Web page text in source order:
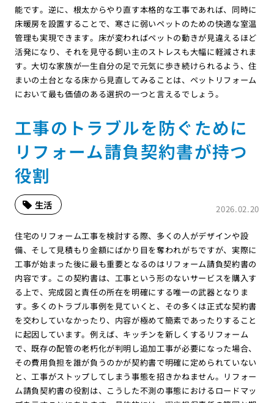
能です。逆に、根太からやり直す本格的な工事であれば、同時に
床暖房を設置することで、寒さに弱いペットのための快適な室温
管理も実現できます。床が変わればペットの動きが見違えるほど
活発になり、それを見守る飼い主のストレスも大幅に軽減されま
す。大切な家族が一生自分の足で元気に歩き続けられるよう、住
まいの土台となる床から見直してみることは、ペットリフォーム
において最も価値のある選択の一つと言えるでしょう。
工事のトラブルを防ぐために
リフォーム請負契約書が持つ
役割
2026.02.20
生活
住宅のリフォーム工事を検討する際、多くの人がデザインや設
備、そして見積もり金額にばかり目を奪われがちですが、実際に
工事が始まった後に最も重要となるのはリフォーム請負契約書の
内容です。この契約書は、工事という形のないサービスを購入す
る上で、完成図と責任の所在を明確にする唯一の武器となりま
す。多くのトラブル事例を見ていくと、その多くは正式な契約書
を交わしていなかったり、内容が極めて簡素であったりすること
に起因しています。例えば、キッチンを新しくするリフォーム
で、既存の配管の老朽化が判明し追加工事が必要になった場合、
その費用負担を誰が負うのかが契約書で明確に定められていない
と、工事がストップしてしまう事態を招きかねません。リフォー
ム請負契約書の役割は、こうした不測の事態におけるロードマッ